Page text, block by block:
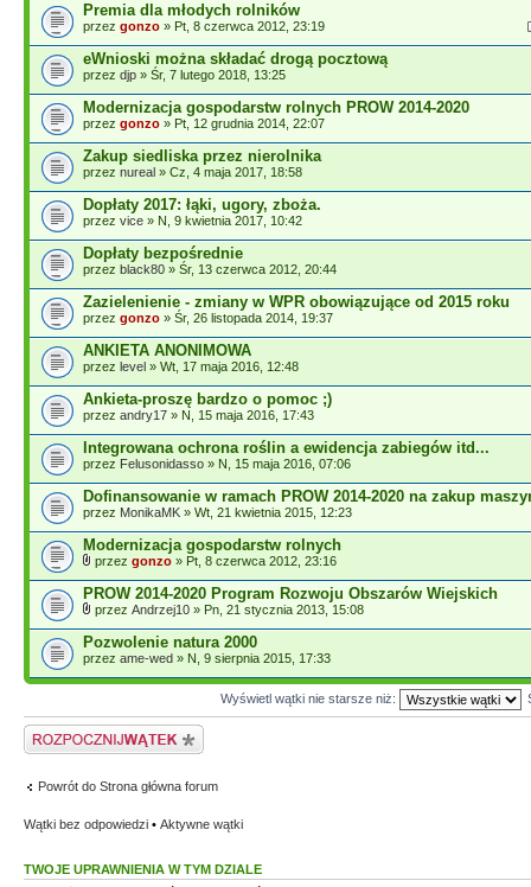
Premia dla młodych rolników
przez gonzo » Pt, 8 czerwca 2012, 23:19
eWnioski można składać drogą pocztową
przez djp » Śr, 7 lutego 2018, 13:25
Modernizacja gospodarstw rolnych PROW 2014-2020
przez gonzo » Pt, 12 grudnia 2014, 22:07
Zakup siedliska przez nierolnika
przez nureal » Cz, 4 maja 2017, 18:58
Dopłaty 2017: łąki, ugory, zboża.
przez vice » N, 9 kwietnia 2017, 10:42
Dopłaty bezpośrednie
przez black80 » Śr, 13 czerwca 2012, 20:44
Zazielenienie - zmiany w WPR obowiązujące od 2015 roku
przez gonzo » Śr, 26 listopada 2014, 19:37
ANKIETA ANONIMOWA
przez level » Wt, 17 maja 2016, 12:48
Ankieta-proszę bardzo o pomoc ;)
przez andry17 » N, 15 maja 2016, 17:43
Integrowana ochrona roślin a ewidencja zabiegów itd...
przez Felusonidasso » N, 15 maja 2016, 07:06
Dofinansowanie w ramach PROW 2014-2020 na zakup
przez MonikaMK » Wt, 21 kwietnia 2015, 12:23
Modernizacja gospodarstw rolnych
przez gonzo » Pt, 8 czerwca 2012, 23:16
PROW 2014-2020 Program Rozwoju Obszarów Wiejskich
przez Andrzej10 » Pn, 21 stycznia 2013, 15:08
Pozwolenie natura 2000
przez ame-wed » N, 9 sierpnia 2015, 17:33
Wyświetl wątki nie starsze niż:
Napisz wątek
Powrót do Strona główna forum
Wątki bez odpowiedzi • Aktywne wątki
TWOJE UPRAWNIENIA W TYM DZIALE